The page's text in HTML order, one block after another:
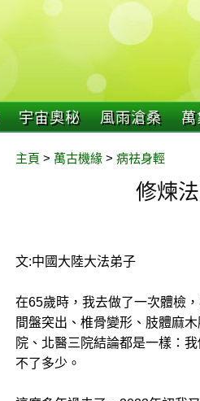
宇宙奧秘 風雨滄桑
主頁 > 萬古機緣 > 病祛身輕
修煉
文:中國大陸大法弟子
在65歲時，我去做了一次體檢
間盤突出、椎骨變形、肢體麻
院、北醫三院結論都是一樣：
不了多少。